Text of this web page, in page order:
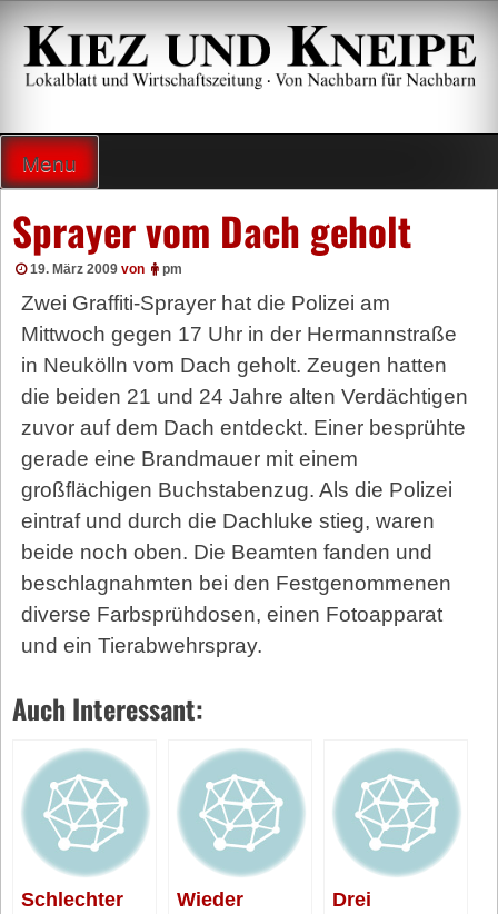
Zum
Inhalt
springen
Menu
Sprayer vom Dach geholt
19. März 2009 von pm
Zwei Graffiti-Sprayer hat die Polizei am
Mittwoch gegen 17 Uhr in der Hermannstraße
in Neukölln vom Dach geholt. Zeugen hatten
die beiden 21 und 24 Jahre alten Verdächtigen
zuvor auf dem Dach entdeckt. Einer besprühte
gerade eine Brandmauer mit einem
großflächigen Buchstabenzug. Als die Polizei
eintraf und durch die Dachluke stieg, waren
beide noch oben. Die Beamten fanden und
beschlagnahmten bei den Festgenommenen
diverse Farbsprühdosen, einen Fotoapparat
und ein Tierabwehrspray.
Auch Interessant:
Schlechter
Wieder
Drei